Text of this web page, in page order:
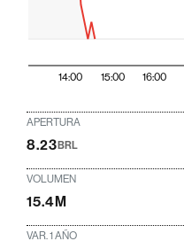
14:00 15:00 16:00
APERTURA
8.23BRL
VOLUMEN
15.4M
VAR. 1 AÑO